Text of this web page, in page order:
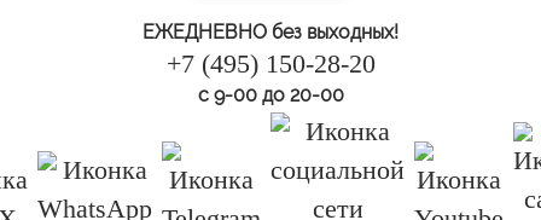
ЕЖЕДНЕВНО без выходных!
+7 (495) 150-28-20
с 9-00 до 20-00